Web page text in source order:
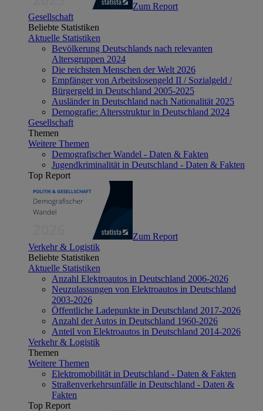
Zum Report
Gesellschaft
Beliebte Statistiken
Aktuelle Statistiken
Bevölkerung Deutschlands nach relevanten
Altersgruppen 2024
Die reichsten Menschen der Welt 2026
Empfänger von Arbeitslosengeld II / Sozialgeld /
Bürgergeld in Deutschland 2005-2025
Ausländer in Deutschland nach Nationalität 2025
Demografie: Altersstruktur in Deutschland 2024
Gesellschaft
Themen
Weitere Themen
Demografischer Wandel - Daten & Fakten
Jugendkriminalität in Deutschland - Daten & Fakten
Top Report
Zum Report
Verkehr & Logistik
Beliebte Statistiken
Aktuelle Statistiken
Anzahl Elektroautos in Deutschland 2006-2026
Neuzulassungen von Elektroautos in Deutschland
2003-2026
Öffentliche Ladepunkte in Deutschland 2017-2026
Anzahl der Autos in Deutschland 1960-2026
Anteil von Elektroautos in Deutschland 2014-2026
Verkehr & Logistik
Themen
Weitere Themen
Elektromobilität in Deutschland - Daten & Fakten
Straßenverkehrsunfälle in Deutschland - Daten &
Fakten
Top Report